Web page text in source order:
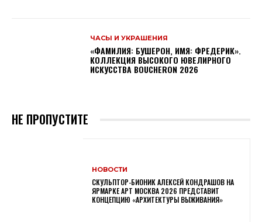
ЧАСЫ И УКРАШЕНИЯ
«ФАМИЛИЯ: БУШЕРОН, ИМЯ: ФРЕДЕРИК».
КОЛЛЕКЦИЯ ВЫСОКОГО ЮВЕЛИРНОГО
ИСКУССТВА BOUCHERON 2026
НЕ ПРОПУСТИТЕ
НОВОСТИ
СКУЛЬПТОР-БИОНИК АЛЕКСЕЙ КОНДРАШОВ НА
ЯРМАРКЕ АРТ МОСКВА 2026 ПРЕДСТАВИТ
КОНЦЕПЦИЮ «АРХИТЕКТУРЫ ВЫЖИВАНИЯ»